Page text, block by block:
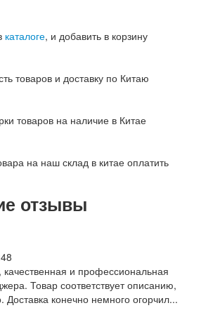
каталоге, и добавить в корзину
товаров и доставку по Китаю
товаров на наличие в Китае
на наш склад в китае оплатить
отзывы
качественная и профессиональная
Товар соответствует описанию,
Доставка конечно немного огорчил...